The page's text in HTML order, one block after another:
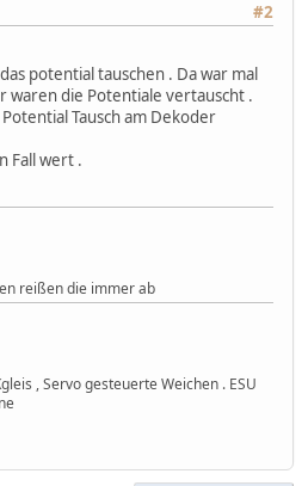
#2
potential tauschen . Da war mal
waren die Potentiale vertauscht .
Tausch am Dekoder
Fall wert .
reißen die immer ab
, Servo gesteuerte Weichen . ESU